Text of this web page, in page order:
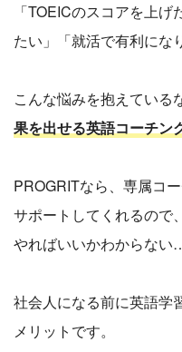
「TOEICのスコアを上
たい」「就活で有利にな
こんな悩みを抱えている
果を出せる英語コーチン
PROGRITなら、専属コ
サポートしてくれるの
やればいいかわからない
社会人になる前に英語学
メリットです。